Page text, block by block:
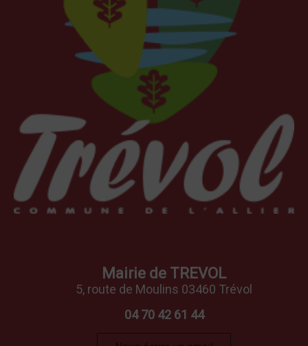
Mairie de TREVOL
5, route de Moulins 03460 Trévol
04 70 42 61 44